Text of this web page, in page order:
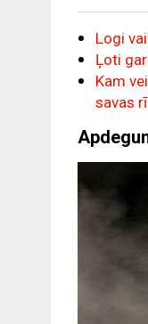
Logi
Ļoti
Kam
savas